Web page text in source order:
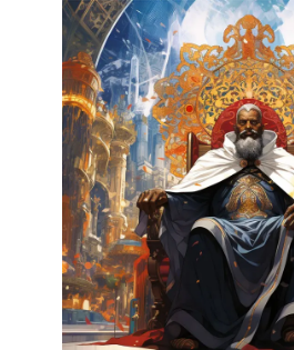
Pour les agences
Blog
Tarifs